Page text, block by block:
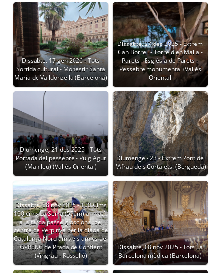
Dissabte, 17 gen 2026 - Tots
Sortida cultural - Monestir Santa
Maria de Valldonzella (Barcelona)
Dissabte, 27 des 2025 - Extrem
Can Borrell - Torre d'en Malla -
Parets - Església de Parets -
Pessebre monumental (Vallès
Oriental
Diumenge, 21 des 2025 - Tots
Portada del pessebre - Puig Agut
(Manlleu) (Vallès Oriental)
Diumenge - 23 - Extrem Pont de
l'Afrau dels Cortalets. (Berguedà)
Dissabte, 08 nov 2025 - 100 Cims
100 cims La Serra (576m) al matí i
a la tarda passeig opcional pel
centre de Perpinyà per la diada de
Catalunya Nord amb els amics del
GPRENC de Prada de Conflent
(Vingrau - Rosselló)
Dissabte, 08 nov 2025 - Tots La
Barcelona mèdica (Barcelona)